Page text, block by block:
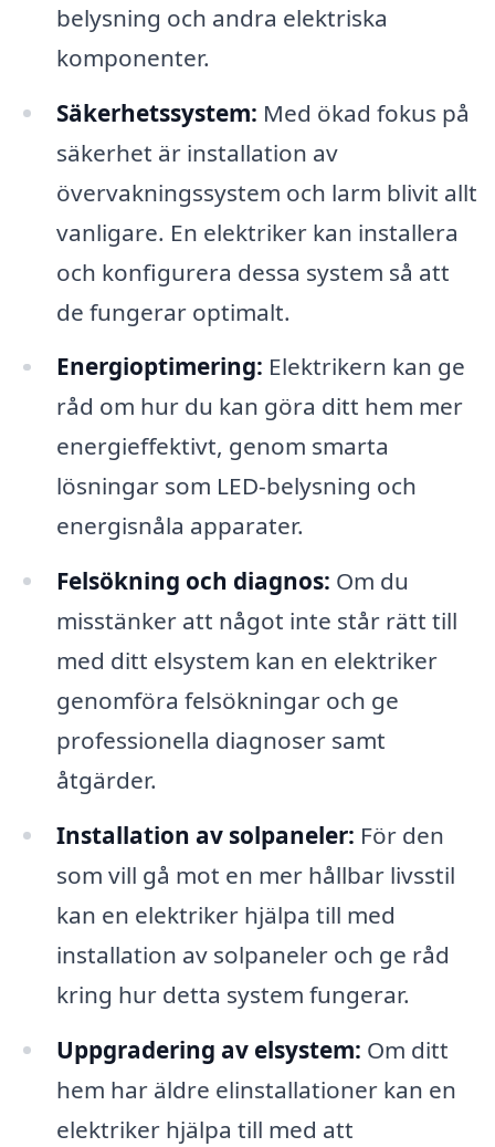
belysning och andra elektriska
komponenter.
Säkerhetssystem: Med ökad fokus på
säkerhet är installation av
övervakningssystem och larm blivit allt
vanligare. En elektriker kan installera
och konfigurera dessa system så att
de fungerar optimalt.
Energioptimering: Elektrikern kan ge
råd om hur du kan göra ditt hem mer
energieffektivt, genom smarta
lösningar som LED-belysning och
energisnåla apparater.
Felsökning och diagnos: Om du
misstänker att något inte står rätt till
med ditt elsystem kan en elektriker
genomföra felsökningar och ge
professionella diagnoser samt
åtgärder.
Installation av solpaneler: För den
som vill gå mot en mer hållbar livsstil
kan en elektriker hjälpa till med
installation av solpaneler och ge råd
kring hur detta system fungerar.
Uppgradering av elsystem: Om ditt
hem har äldre elinstallationer kan en
elektriker hjälpa till med att